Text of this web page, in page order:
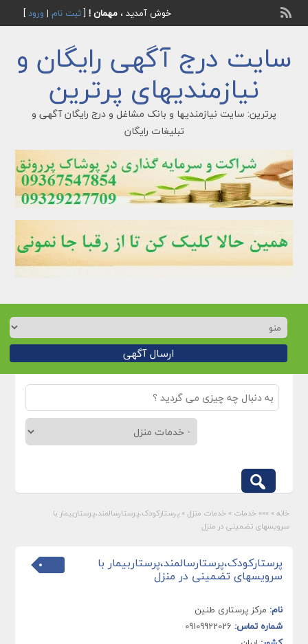
خوش آمدید ، مهمان ![ثبت نام | ورود]
سایت درج آگهی رایگان و
نیازمندیهای پرترین
پرترین: سایت نیازمندیها و بانک مشاغل و درج رایگان آگهی و
تبلیغات رایگان
ارسال آگهی
خانه » »»» خدمات » خدمات منزل » پرستارکودک،پرستارسالمند،پرستاربیمار با
سرویسهای تضمینی در منزل
پرستارکودک،پرستارسالمند،پرستاربیمار با
سرویسهای تضمینی در منزل
نام: مرکز پرستاری طنین
شماره تماس: